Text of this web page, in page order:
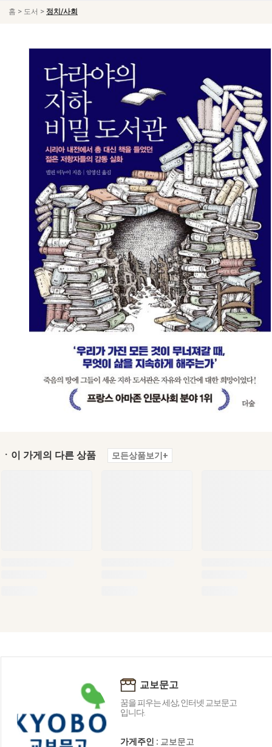
홈 > 도서 > 정치/사회
ㆍ이 가게의 다른 상품 모든상품보기+
교보문고
꿈을 피우는 세상, 인터넷 교보문고
입니다.
가게주인 : 교보문고